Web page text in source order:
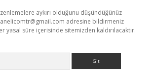
aykırı olduğunu düşündüğünüz
adresine bildirmeniz
yasal süre içerisinde sitemizden kaldırılacaktır.